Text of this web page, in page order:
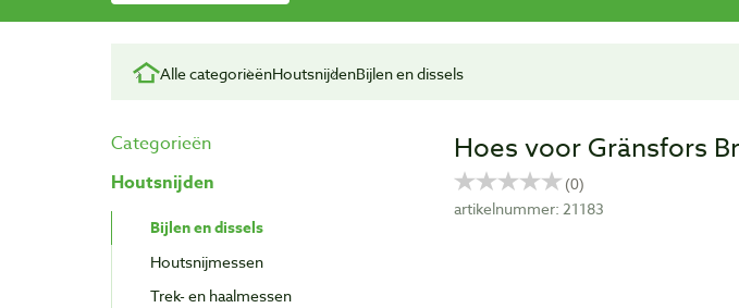
Alle categorieënHoutsnijdenBijlen en dissels
Categorieën
Houtsnijden
Bijlen en dissels
Houtsnijmessen
Trek- en haalmessen
Hoes voor Gränsfors
artikelnummer: 21183